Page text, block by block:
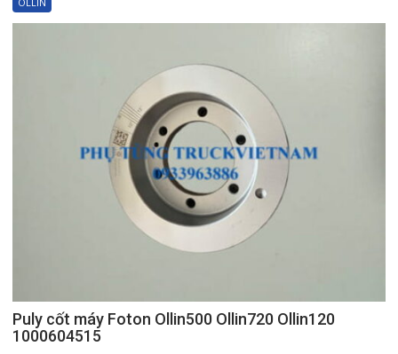
Ollin
500
720
New
Ollin120
Puly cốt máy Foton Ollin500 Ollin720 Ollin120
1000604515